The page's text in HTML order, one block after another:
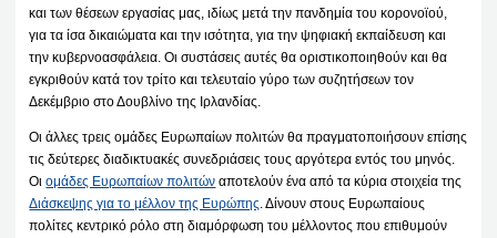
και των θέσεων εργασίας μας, ιδίως μετά την πανδημία του κορονοϊού,
για τα ίσα δικαιώματα και την ισότητα, για την ψηφιακή εκπαίδευση και
την κυβερνοασφάλεια. Οι συστάσεις αυτές θα οριστικοποιηθούν και θα
εγκριθούν κατά τον τρίτο και τελευταίο γύρο των συζητήσεων τον
Δεκέμβριο στο Δουβλίνο της Ιρλανδίας.
Οι άλλες τρεις ομάδες Ευρωπαίων πολιτών θα πραγματοποιήσουν επίσης
τις δεύτερες διαδικτυακές συνεδριάσεις τους αργότερα εντός του μηνός.
Οιομάδες Ευρωπαίων πολιτών αποτελούν ένα από τα κύρια στοιχεία της
Διάσκεψης για το μέλλον της Ευρώπης. Δίνουν στους Ευρωπαίους
πολίτες κεντρικό ρόλο στη διαμόρφωση του μέλλοντος που επιθυμούν